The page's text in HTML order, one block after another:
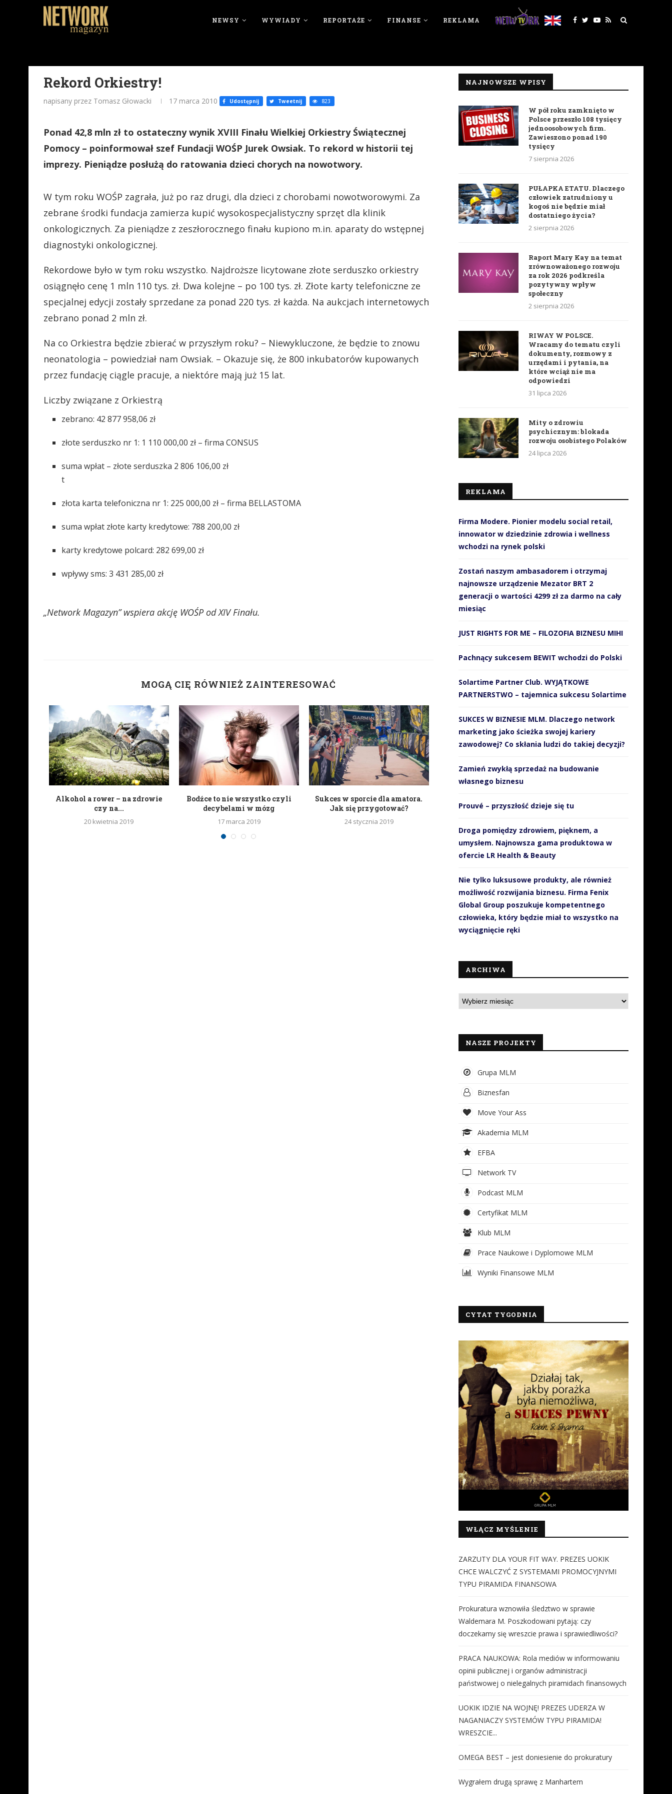
NEWSY WYWIADY REPORTAŻE FINANSE REKLAMA
Rekord Orkiestry!
napisany przez Tomasz Głowacki 17 marca 2010 Udostępnij Tweetnij 823
Ponad 42,8 mln zł to ostateczny wynik XVIII Finału Wielkiej Orkiestry Świątecznej
Pomocy – poinformował szef Fundacji WOŚP Jurek Owsiak. To rekord w historii tej
imprezy. Pieniądze posłużą do ratowania dzieci chorych na nowotwory.
W tym roku WOŚP zagrała, już po raz drugi, dla dzieci z chorobami nowotworowymi. Za
zebrane środki fundacja zamierza kupić wysokospecjalistyczny sprzęt dla klinik
onkologicznych. Za pieniądze z zeszłorocznego finału kupiono m.in. aparaty do wstępnej
diagnostyki onkologicznej.
Rekordowe było w tym roku wszystko. Najdroższe licytowane złote serduszko orkiestry
osiągnęło cenę 1 mln 110 tys. zł. Dwa kolejne – po 100 tys. zł. Złote karty telefoniczne ze
specjalnej edycji zostały sprzedane za ponad 220 tys. zł każda. Na aukcjach internetowych
zebrano ponad 2 mln zł.
Na co Orkiestra będzie zbierać w przyszłym roku? – Niewykluczone, że będzie to znowu
neonatologia – powiedział nam Owsiak. – Okazuje się, że 800 inkubatorów kupowanych
przez fundację ciągle pracuje, a niektóre mają już 15 lat.
Liczby związane z Orkiestrą
zebrano: 42 877 958,06 zł
złote serduszko nr 1: 1 110 000,00 zł – firma CONSUS
suma wpłat – złote serduszka 2 806 106,00 zł
t
złota karta telefoniczna nr 1: 225 000,00 zł – firma BELLASTOMA
suma wpłat złote karty kredytowe: 788 200,00 zł
karty kredytowe polcard: 282 699,00 zł
wpływy sms: 3 431 285,00 zł
„Network Magazyn” wspiera akcję WOŚP od XIV Finału.
MOGĄ CIĘ RÓWNIEŻ ZAINTERESOWAĆ
Alkohol a rower – na zdrowie
czy na...
20 kwietnia 2019
Bodźce to nie wszystko czyli
decybelami w mózg
17 marca 2019
Sukces w sporcie dla amatora.
Jak się przygotować?
24 stycznia 2019
organizacyjnie i finansowo
10 stycznia 2019
NAJNOWSZE WPISY
W pół roku zamknięto w
Polsce przeszło 108 tysięcy
jednoosobowych firm.
Zawieszono ponad 190
tysięcy
7 sierpnia 2026
PUŁAPKA ETATU. Dlaczego
człowiek zatrudniony u
kogoś nie będzie miał
dostatniego życia?
2 sierpnia 2026
Raport Mary Kay na temat
zrównoważonego rozwoju
za rok 2026 podkreśla
pozytywny wpływ
społeczny
2 sierpnia 2026
RIWAY W POLSCE.
Wracamy do tematu czyli
dokumenty, rozmowy z
urzędami i pytania, na
które wciąż nie ma
odpowiedzi
31 lipca 2026
Mity o zdrowiu
psychicznym: blokada
rozwoju osobistego Polaków
24 lipca 2026
REKLAMA
Firma Modere. Pionier modelu social retail,
innowator w dziedzinie zdrowia i wellness
wchodzi na rynek polski
Zostań naszym ambasadorem i otrzymaj
najnowsze urządzenie Mezator BRT 2
generacji o wartości 4299 zł za darmo na cały
miesiąc
JUST RIGHTS FOR ME – FILOZOFIA BIZNESU MIHI
Pachnący sukcesem BEWIT wchodzi do Polski
Solartime Partner Club. WYJĄTKOWE
PARTNERSTWO – tajemnica sukcesu Solartime
SUKCES W BIZNESIE MLM. Dlaczego network
marketing jako ścieżka swojej kariery
zawodowej? Co skłania ludzi do takiej decyzji?
Zamień zwykłą sprzedaż na budowanie
własnego biznesu
Prouvé – przyszłość dzieje się tu
Droga pomiędzy zdrowiem, pięknem, a
umysłem. Najnowsza gama produktowa w
ofercie LR Health & Beauty
Nie tylko luksusowe produkty, ale również
możliwość rozwijania biznesu. Firma Fenix
Global Group poszukuje kompetentnego
człowieka, który będzie miał to wszystko na
wyciągnięcie ręki
ARCHIWA
NASZE PROJEKTY
Grupa MLM
Biznesfan
Move Your Ass
Akademia MLM
EFBA
Network TV
Podcast MLM
Certyfikat MLM
Klub MLM
Prace Naukowe i Dyplomowe MLM
Wyniki Finansowe MLM
CYTAT TYGODNIA
WŁĄCZ MYŚLENIE
ZARZUTY DLA YOUR FIT WAY. PREZES UOKIK
CHCE WALCZYĆ Z SYSTEMAMI PROMOCYJNYMI
TYPU PIRAMIDA FINANSOWA
Prokuratura wznowiła śledztwo w sprawie
Waldemara M. Poszkodowani pytają: czy
doczekamy się wreszcie prawa i sprawiedliwości?
PRACA NAUKOWA: Rola mediów w informowaniu
opinii publicznej i organów administracji
państwowej o nielegalnych piramidach finansowych
UOKIK IDZIE NA WOJNĘ! PREZES UDERZA W
NAGANIACZY SYSTEMÓW TYPU PIRAMIDA!
WRESZCIE...
OMEGA BEST – jest doniesienie do prokuratury
Wygrałem drugą sprawę z Manhartem